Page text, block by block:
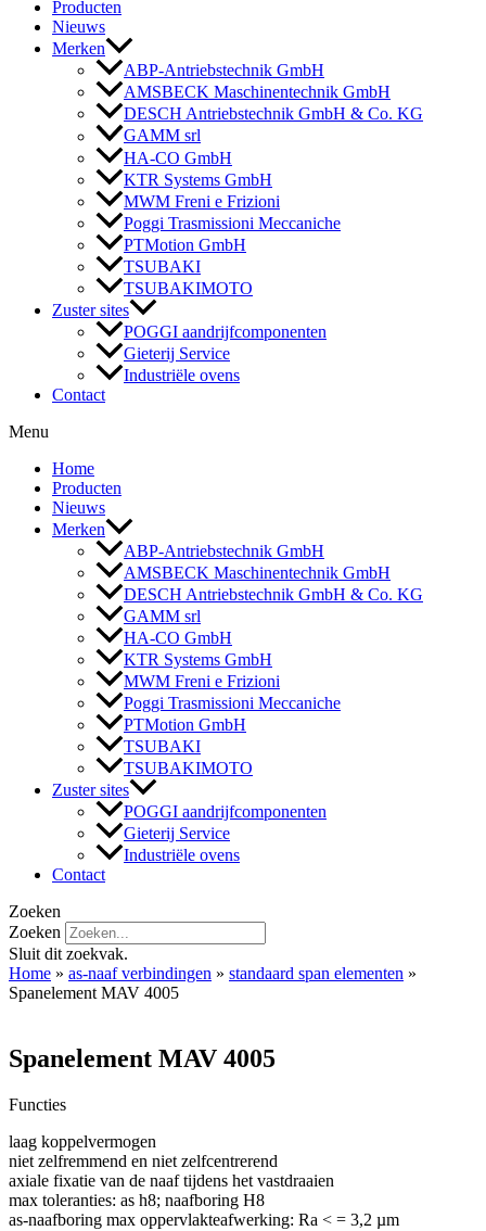
Producten
Nieuws
Merken
ABP-Antriebstechnik GmbH
AMSBECK Maschinentechnik GmbH
DESCH Antriebstechnik GmbH & Co. KG
GAMM srl
HA-CO GmbH
KTR Systems GmbH
MWM Freni e Frizioni
Poggi Trasmissioni Meccaniche
PTMotion GmbH
TSUBAKI
TSUBAKIMOTO
Zuster sites
POGGI aandrijfcomponenten
Gieterij Service
Industriële ovens
Contact
Menu
Home
Producten
Nieuws
Merken
ABP-Antriebstechnik GmbH
AMSBECK Maschinentechnik GmbH
DESCH Antriebstechnik GmbH & Co. KG
GAMM srl
HA-CO GmbH
KTR Systems GmbH
MWM Freni e Frizioni
Poggi Trasmissioni Meccaniche
PTMotion GmbH
TSUBAKI
TSUBAKIMOTO
Zuster sites
POGGI aandrijfcomponenten
Gieterij Service
Industriële ovens
Contact
Zoeken
Zoeken
Sluit dit zoekvak.
Home » as-naaf verbindingen » standaard span elementen »
Spanelement MAV 4005
Spanelement MAV 4005
Functies
laag koppelvermogen
niet zelfremmend en niet zelfcentrerend
axiale fixatie van de naaf tijdens het vastdraaien
max toleranties: as h8; naafboring H8
as-naafboring max oppervlakteafwerking: Ra < = 3,2 µm